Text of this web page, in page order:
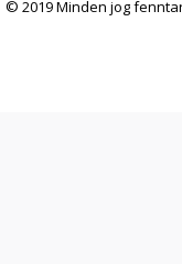
© 2019 Minden jog